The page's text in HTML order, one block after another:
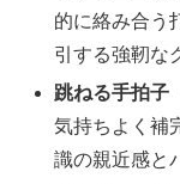
的に絡み合う
引する強靭な
跳ねる手拍子
気持ちよく補
識の親近感と